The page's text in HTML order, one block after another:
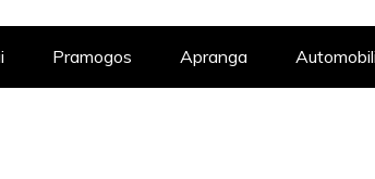
Pramogos Apranga